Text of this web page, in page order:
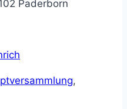
Paderborn
,